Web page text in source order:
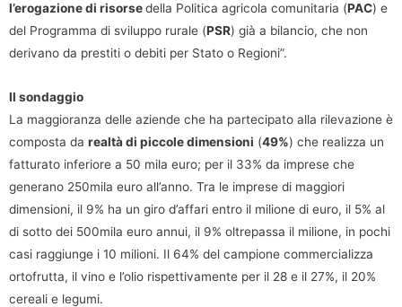
l’erogazione di risorsedella Politica agricola comunitaria (PAC) e
del Programma di sviluppo rurale (PSR) già a bilancio, che non
derivano da prestiti o debiti per Stato o Regioni”.
Il sondaggio
La maggioranza delle aziende che ha partecipato alla rilevazione è
composta da realtà di piccole dimensioni (49%) che realizza un
fatturato inferiore a 50 mila euro; per il 33% da imprese che
generano 250mila euro all’anno. Tra le imprese di maggiori
dimensioni, il 9% ha un giro d’affari entro il milione di euro, il 5% al
di sotto dei 500mila euro annui, il 9% oltrepassa il milione, in pochi
casi raggiunge i 10 milioni. Il 64% del campione commercializza
ortofrutta, il vino e l’olio rispettivamente per il 28 e il 27%, il 20%
cereali e legumi.